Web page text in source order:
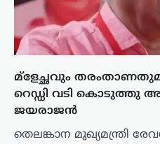
മ്‌ളേച്ഛവും
റെഡ്ഡി വടി കൊടുത്തു
ജയരാജന്‍
തെലങ്കാന മുഖ്യമന്ത്രി